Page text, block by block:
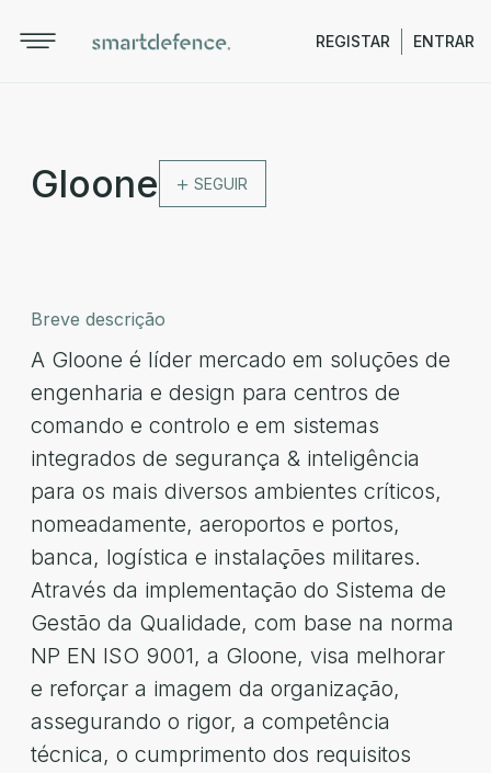
REGISTAR ENTRAR
Gloone SEGUIR
Breve descrição
A Gloone é líder mercado em soluções de
engenharia e design para centros de
comando e controlo e em sistemas
integrados de segurança & inteligência
para os mais diversos ambientes críticos,
nomeadamente, aeroportos e portos,
banca, logística e instalações militares.
Através da implementação do Sistema de
Gestão da Qualidade, com base na norma
NP EN ISO 9001, a Gloone, visa melhorar
e reforçar a imagem da organização,
assegurando o rigor, a competência
técnica, o cumprimento dos requisitos